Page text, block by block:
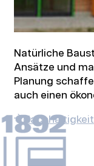
Natürliche
Ansätze und
Planung
auch einen
Nachhaltigkeit